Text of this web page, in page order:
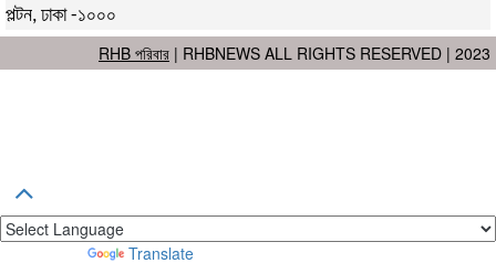
পল্টন, ঢাকা -১০০০
RHB পরিবার | RHBNEWS ALL RIGHTS RESERVED | 2023
Translate